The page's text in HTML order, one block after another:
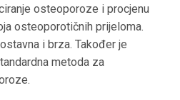
osteoporoze i procjenu
osteoporotičnih prijeloma.
i brza. Također je
metoda za